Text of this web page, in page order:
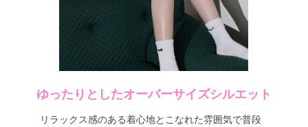
ゆったりとしたオーバーサイズシルエット
リラックス感のある着心地とこなれた雰囲気で普段